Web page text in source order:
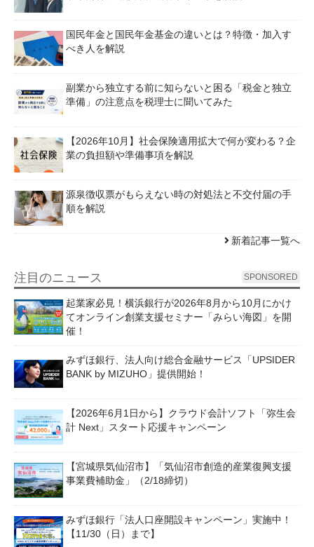
国民年金と国民年金基金の違いとは？特徴・加入す
べき人を解説
副業から独立する前に知らないと困る「税金と独立
準備」の注意点を税理士に聞いてみた
【2026年10月】社会保険適用拡大で何が変わる？企
業の負担額や準備事項を解説
源泉徴収票がもらえない時の対処法と不交付届の手
順を解説
新着記事一覧へ
注目のニュース SPONSORED
起業家必見！横浜銀行が2026年8月から10月にかけ
てオンライン創業支援セミナー「みらい海図」を開
催！
みずほ銀行、法人向け総合金融サービス「UPSIDER
BANK by MIZUHO」提供開始！
【2026年6月1日から】クラウド会計ソフト「弥生会
計 Next」スタート応援キャンペーン
【宮城県気仙沼市】「気仙沼市創造的産業復興支援
事業費補助金」（2/18締切）
みずほ銀行「法人口座開設キャンペーン」実施中！
【11/30（日）まで】